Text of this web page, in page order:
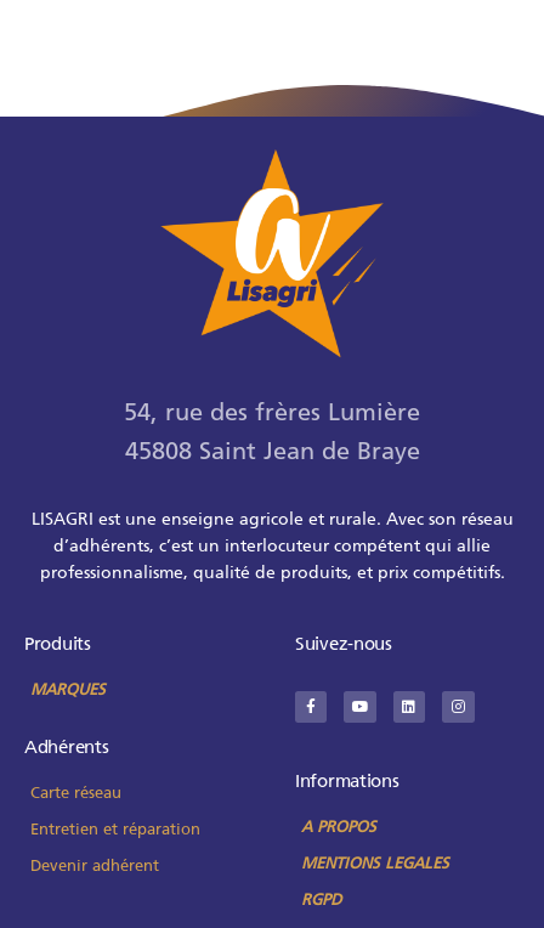
54, rue des frères Lumière
45808 Saint Jean de Braye
LISAGRI est une enseigne agricole et rurale. Avec son réseau
d’adhérents, c’est un interlocuteur compétent qui allie
professionnalisme, qualité de produits, et prix compétitifs.
Produits
MARQUES
Adhérents
Carte réseau
Entretien et réparation
Devenir adhérent
Suivez-nous
Informations
A PROPOS
MENTIONS LEGALES
RGPD